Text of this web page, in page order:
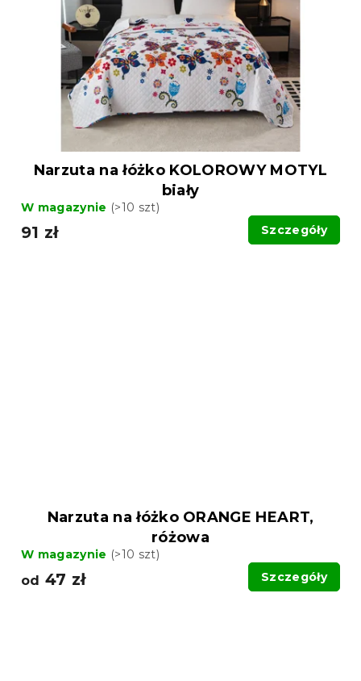
Narzuta na łóżko KOLOROWY MOTYL
biały
W magazynie (>10 szt)
91 zł Szczegóły
Narzuta na łóżko ORANGE HEART,
różowa
W magazynie (>10 szt)
od 47 zł Szczegóły